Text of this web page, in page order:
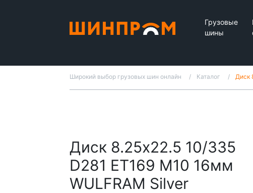
Грузовые
шины
Широкий выбор грузовых шин онлайн Каталог Диск
Диск 8.25x22.5 10/335
D281 ET169 M10 16мм
WULFRAM Silver